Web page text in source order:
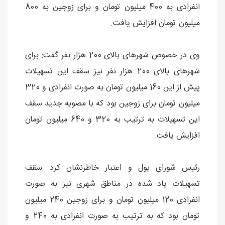
انفرادی به 400 میلیون تومان و برای زوجین به 800
میلیون تومان افزایش یافت.
وی در خصوص شهرهای بالای 200 هزار نفر گفت: برای
شهرهای بالای 200 هزار نفر نیز سقف این تسهیلات
پیش از این 160 میلیون تومان به صورت انفرادی و 320
میلیون تومان برای زوجین بود که با مصوبه جدید سقف
این تسهیلات به ترتیب به 320 و 640 میلیون تومان
افزایش یافت.
رئیس شورای پول و اعتبار خاطرنشان کرد: سقف
تسهیلات یاد شده در مناطق شهری نیز به صورت
انفرادی 120 میلیون تومان و برای زوجین 240 میلیون
تومان بود که به ترتیب به صورت انفرادی به 240 و